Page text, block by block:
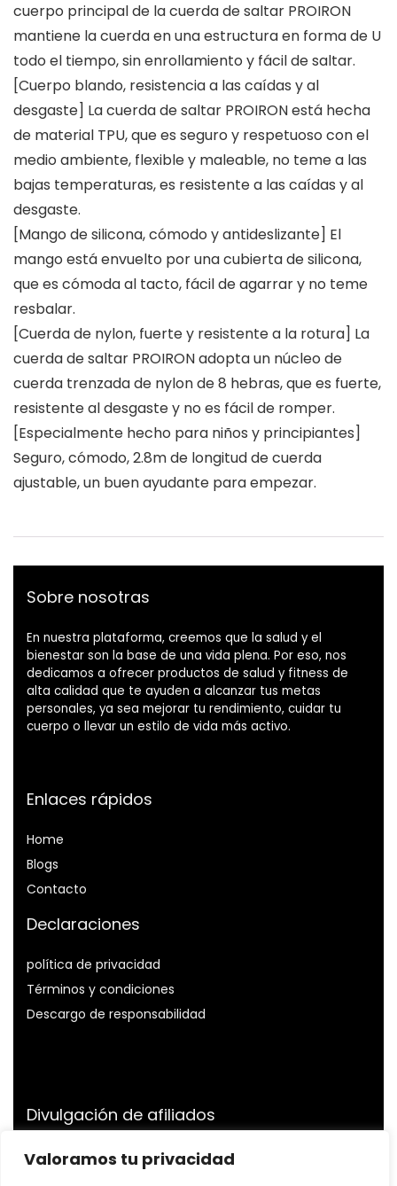
Valoramos tu privacidad
cuerpo principal de la cuerda de saltar PROIRON
mantiene la cuerda en una estructura en forma de U
todo el tiempo, sin enrollamiento y fácil de saltar.
[Cuerpo blando, resistencia a las caídas y al
desgaste] La cuerda de saltar PROIRON está hecha
de material TPU, que es seguro y respetuoso con el
medio ambiente, flexible y maleable, no teme a las
bajas temperaturas, es resistente a las caídas y al
desgaste.
[Mango de silicona, cómodo y antideslizante] El
mango está envuelto por una cubierta de silicona,
que es cómoda al tacto, fácil de agarrar y no teme
resbalar.
[Cuerda de nylon, fuerte y resistente a la rotura] La
cuerda de saltar PROIRON adopta un núcleo de
cuerda trenzada de nylon de 8 hebras, que es fuerte,
resistente al desgaste y no es fácil de romper.
[Especialmente hecho para niños y principiantes]
Seguro, cómodo, 2.8m de longitud de cuerda
ajustable, un buen ayudante para empezar.
Sobre nosotras
En nuestra plataforma, creemos que la salud y el
bienestar son la base de una vida plena. Por eso, nos
dedicamos a ofrecer productos de salud y fitness de
alta calidad que te ayuden a alcanzar tus metas
personales, ya sea mejorar tu rendimiento, cuidar tu
cuerpo o llevar un estilo de vida más activo.
Enlaces rápidos
Home
Blogs
Contacto
Declaraciones
política de privacidad
Términos y condiciones
Descargo de responsabilidad
Divulgación de afiliados
Divulgación:Somos participantes del Programa de
Asociados de Amazon Services LLC, un programa de